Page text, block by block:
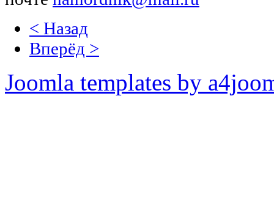
< Назад
Вперёд >
Joomla templates by